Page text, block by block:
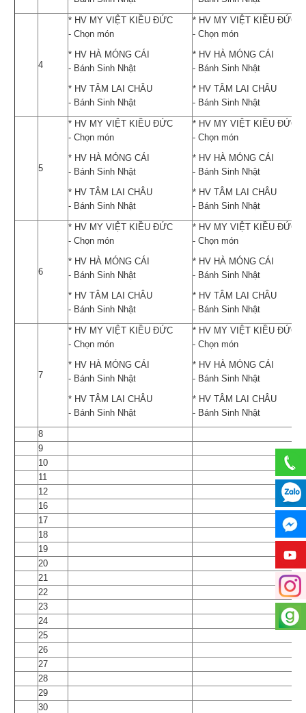
4
* HV MY VIỆT KIỀU ĐỨC
- Chọn món
* HV HÀ MÓNG CÁI
- Bánh Sinh Nhật
* HV TÂM LAI CHÂU
- Bánh Sinh Nhật
* HV MY VIỆT KIỀU ĐỨC
- Chọn món
* HV HÀ MÓNG CÁI
- Bánh Sinh Nhật
* HV TÂM LAI CHÂU
- Bánh Sinh Nhật
5
* HV MY VIỆT KIỀU ĐỨC
- Chọn món
* HV HÀ MÓNG CÁI
- Bánh Sinh Nhật
* HV TÂM LAI CHÂU
- Bánh Sinh Nhật
* HV MY VIỆT KIỀU ĐỨC
- Chọn món
* HV HÀ MÓNG CÁI
- Bánh Sinh Nhật
* HV TÂM LAI CHÂU
- Bánh Sinh Nhật
6
* HV MY VIỆT KIỀU ĐỨC
- Chọn món
* HV HÀ MÓNG CÁI
- Bánh Sinh Nhật
* HV TÂM LAI CHÂU
- Bánh Sinh Nhật
* HV MY VIỆT KIỀU ĐỨC
- Chọn món
* HV HÀ MÓNG CÁI
- Bánh Sinh Nhật
* HV TÂM LAI CHÂU
- Bánh Sinh Nhật
7
* HV MY VIỆT KIỀU ĐỨC
- Chọn món
* HV HÀ MÓNG CÁI
- Bánh Sinh Nhật
* HV TÂM LAI CHÂU
- Bánh Sinh Nhật
* HV MY VIỆT KIỀU ĐỨC
- Chọn món
* HV HÀ MÓNG CÁI
- Bánh Sinh Nhật
* HV TÂM LAI CHÂU
- Bánh Sinh Nhật
8
9
10
11
12
16
17
18
19
20
21
22
23
24
25
26
27
28
29
30